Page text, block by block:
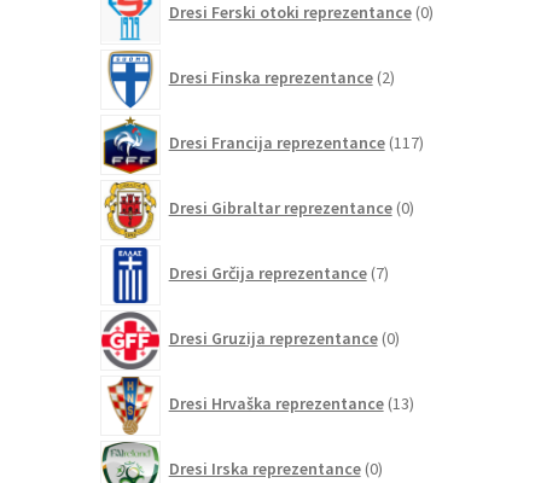
Dresi Ferski otoki reprezentance 0izdelkov
Dresi Finska reprezentance 2izdelka
Dresi Francija reprezentance 117izdelkov
Dresi Gibraltar reprezentance 0izdelkov
Dresi Grčija reprezentance 7izdelkov
Dresi Gruzija reprezentance 0izdelkov
Dresi Hrvaška reprezentance 13izdelkov
Dresi Irska reprezentance 0